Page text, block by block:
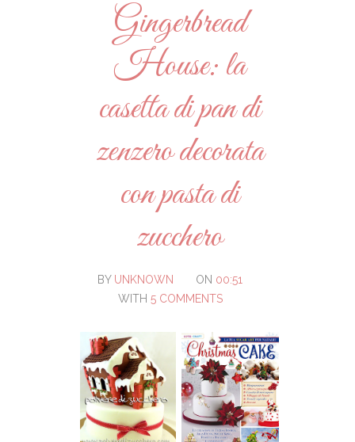
Gingerbread
House: la
casetta di pan di
zenzero decorata
con pasta di
zucchero
BY UNKNOWN ON 00:51
WITH 5 COMMENTS